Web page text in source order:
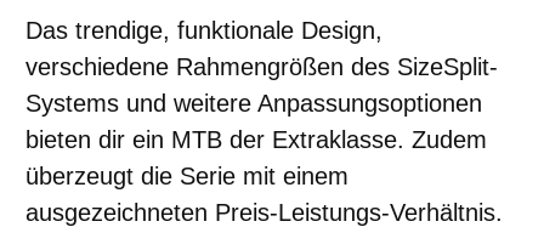
Das trendige, funktionale Design,
verschiedene Rahmengrößen des SizeSplit-
Systems und weitere Anpassungsoptionen
bieten dir ein MTB der Extraklasse. Zudem
überzeugt die Serie mit einem
ausgezeichneten Preis-Leistungs-Verhältnis.